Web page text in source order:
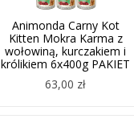
Animonda Carny Kot
Kitten Mokra Karma z
wołowiną, kurczakiem i
królikiem 6x400g PAKIET
63,00 zł